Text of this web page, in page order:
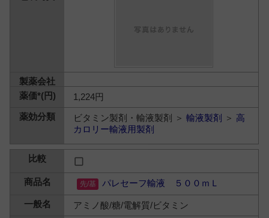
1,224円
ビタミン製剤・輸液製剤 ＞輸液製剤 ＞ 高
カロリー輸液用製剤
パレセーフ輸液 ５００ｍＬ
アミノ酸/糖/電解質/ビタミン